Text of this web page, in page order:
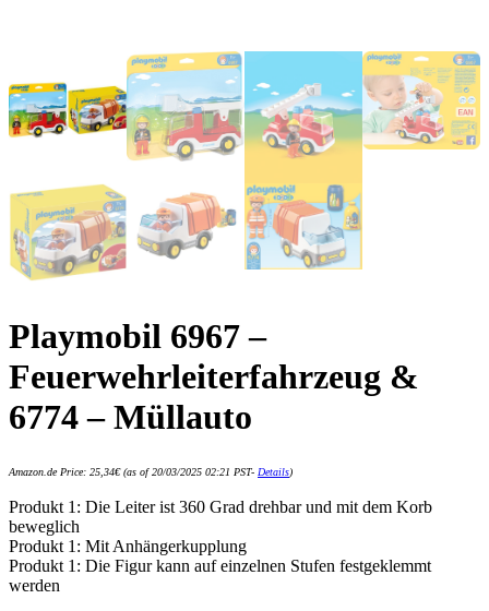
Playmobil 6967 –
Feuerwehrleiterfahrzeug &
6774 – Müllauto
Amazon.de Price: 25,34€(as of 20/03/2025 02:21 PST- Details)
Produkt 1: Die Leiter ist 360 Grad drehbar und mit dem Korb
beweglich
Produkt 1: Mit Anhängerkupplung
Produkt 1: Die Figur kann auf einzelnen Stufen festgeklemmt
werden